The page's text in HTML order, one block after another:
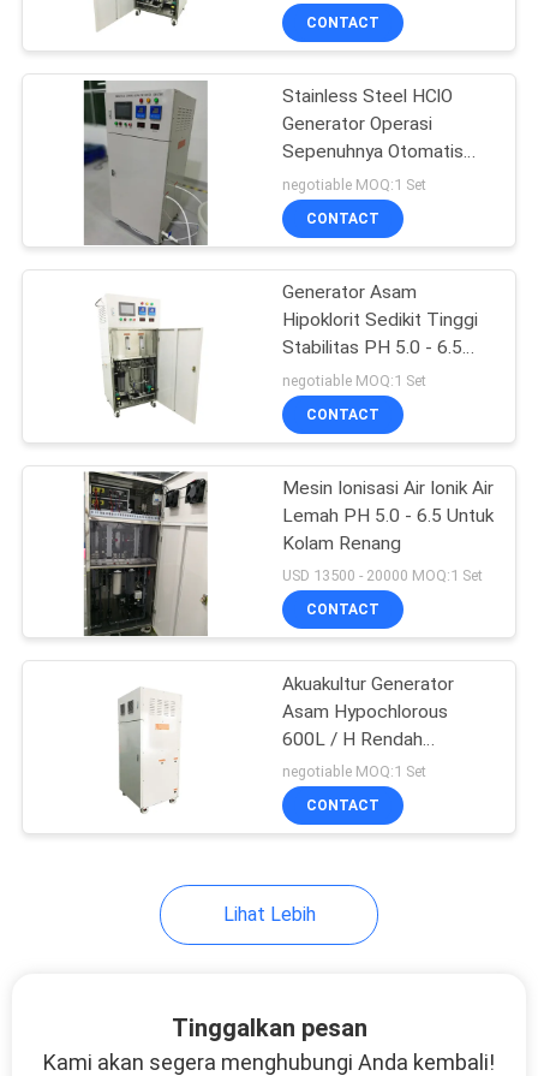
Peralatan
pengolahan air
limbah
CONTACT
Stainless Steel HClO
Generator Operasi
Sepenuhnya Otomatis
ISO 9001 Persetujuan
negotiable MOQ:1 Set
CONTACT
Generator Asam
Hipoklorit Sedikit Tinggi
Stabilitas PH 5.0 - 6.5
ORP + 1100mv
negotiable MOQ:1 Set
CONTACT
Mesin Ionisasi Air Ionik Air
Lemah PH 5.0 - 6.5 Untuk
Kolam Renang
USD 13500 - 20000 MOQ:1 Set
CONTACT
Akuakultur Generator
Asam Hypochlorous
600L / H Rendah
Konsumsi Daya
negotiable MOQ:1 Set
CONTACT
Lihat Lebih
Tinggalkan pesan
Kami akan segera menghubungi Anda kembali!